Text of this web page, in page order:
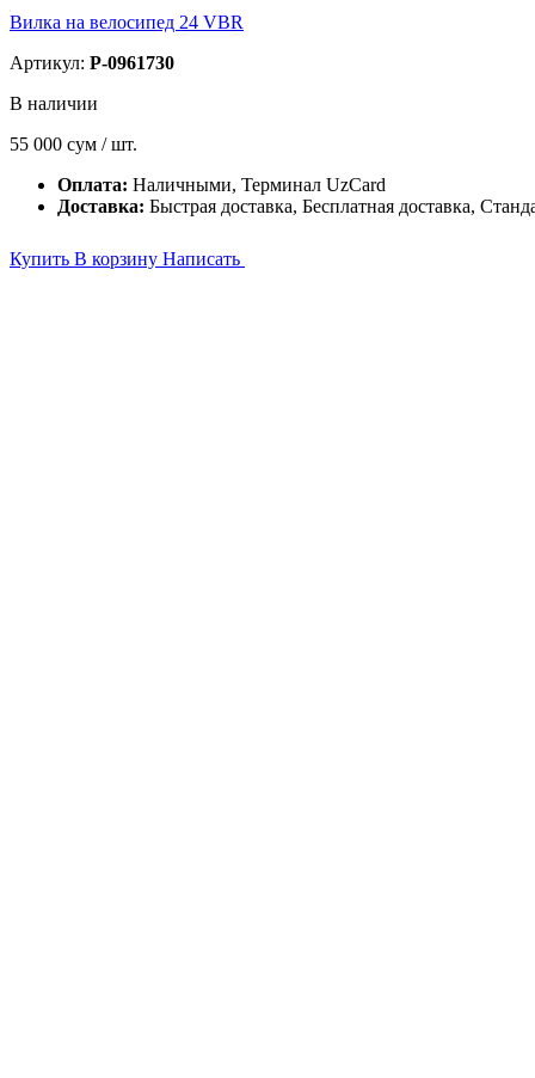
Вилка на велосипед 24 VBR
Артикул: P-0961730
В наличии
55 000 сум / шт.
Оплата: Наличными, Терминал UzCard
Доставка: Быстрая доставка, Бесплатная доставка,
Купить В корзину Написать